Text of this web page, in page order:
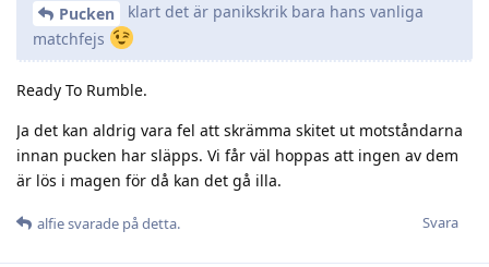
Pucken
klart det är panikskrik bara hans vanliga
matchfejs
Ready To Rumble.
Ja det kan aldrig vara fel att skrämma skitet ut motståndarna
innan pucken har släpps. Vi får väl hoppas att ingen av dem
är lös i magen för då kan det gå illa.
Svara
alfiesvarade på detta.